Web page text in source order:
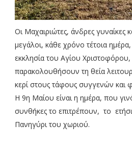
Οι Μαχαιριώτες, άνδρες γυναίκες
μεγάλοι, κάθε χρόνο τέτοια
εκκλησία του Αγίου Χριστοφόρου,
παρακολουθήσουν τη θεία
κερί στους τάφους συγγενών και
Η 9η Μαίου είναι η ημέρα, που
συνθήκες το επιτρέπουν, το
Πανηγύρι του χωριού.